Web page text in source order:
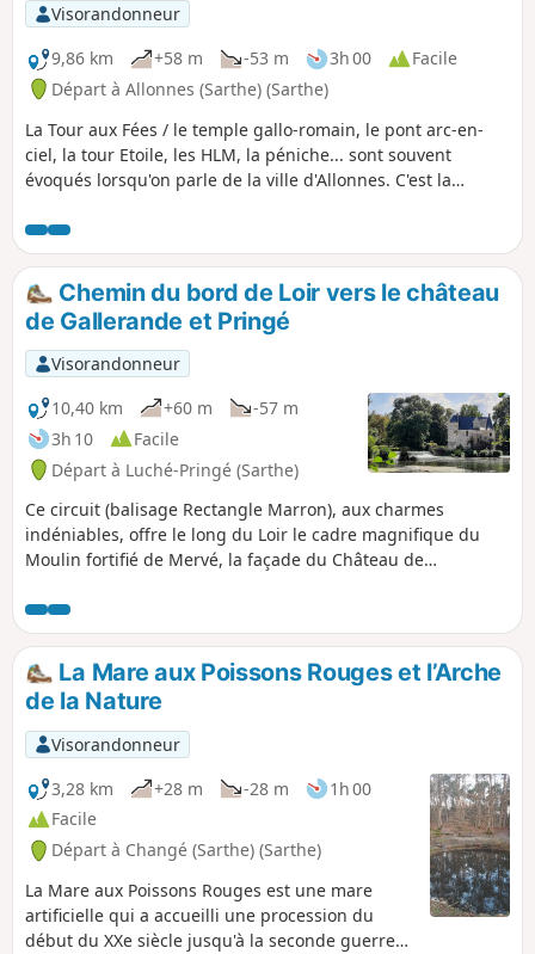
Visorandonneur
9,86 km
+58 m -53 m 3h 00
Facile
Départ à Allonnes (Sarthe) (Sarthe)
La Tour aux Fées / le temple gallo-romain, le pont arc-en-
ciel, la tour Etoile, les HLM, la péniche... sont souvent
évoqués lorsqu'on parle de la ville d'Allonnes. C'est la
choses à raconter alors venez vite en découvrir plus sur
cette ancienne cité dortoir de la Sarthe.
Chemin du bord de Loir vers le château
de Gallerande et Pringé
Visorandonneur
10,40 km
+60 m
-57 m
3h 10
Facile
Départ à Luché-Pringé (Sarthe)
Ce circuit (balisage Rectangle Marron), aux charmes
indéniables, offre le long du Loir le cadre magnifique du
Moulin fortifié de Mervé, la façade du Château de
manoir se mirant dans le plan d'eau en contre bas, son
lavoir. À l'arrivée, l'Église St-Martin de Luché et l'ancien
Prieuré clôturent le parcours. Tous ces points forts font
oublier les portions parfois un peu monotones mais offrant
néanmoins quelques belles vues panoramiques.
La Mare aux Poissons Rouges et l’Arche
de la Nature
Visorandonneur
3,28 km
+28 m -28 m
1h 00
Facile
Départ à Changé (Sarthe) (Sarthe)
La Mare aux Poissons Rouges est une mare
artificielle qui a accueilli une procession du
début du XXe siècle jusqu'à la seconde guerre